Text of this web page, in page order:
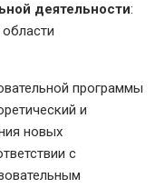
деятельности:
программы
и
новых
с